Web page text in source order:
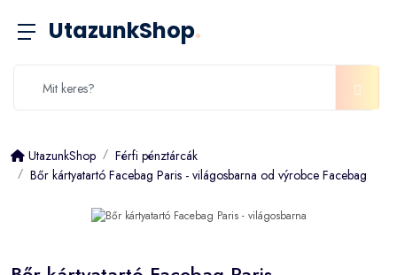
UtazunkShop.
UtazunkShop
Férfi pénztárcák
Bőr kártyatartó Facebag Paris - világosbarna od výrobce Facebag